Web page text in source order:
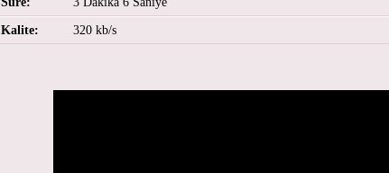
Kalite:
320 kb/s